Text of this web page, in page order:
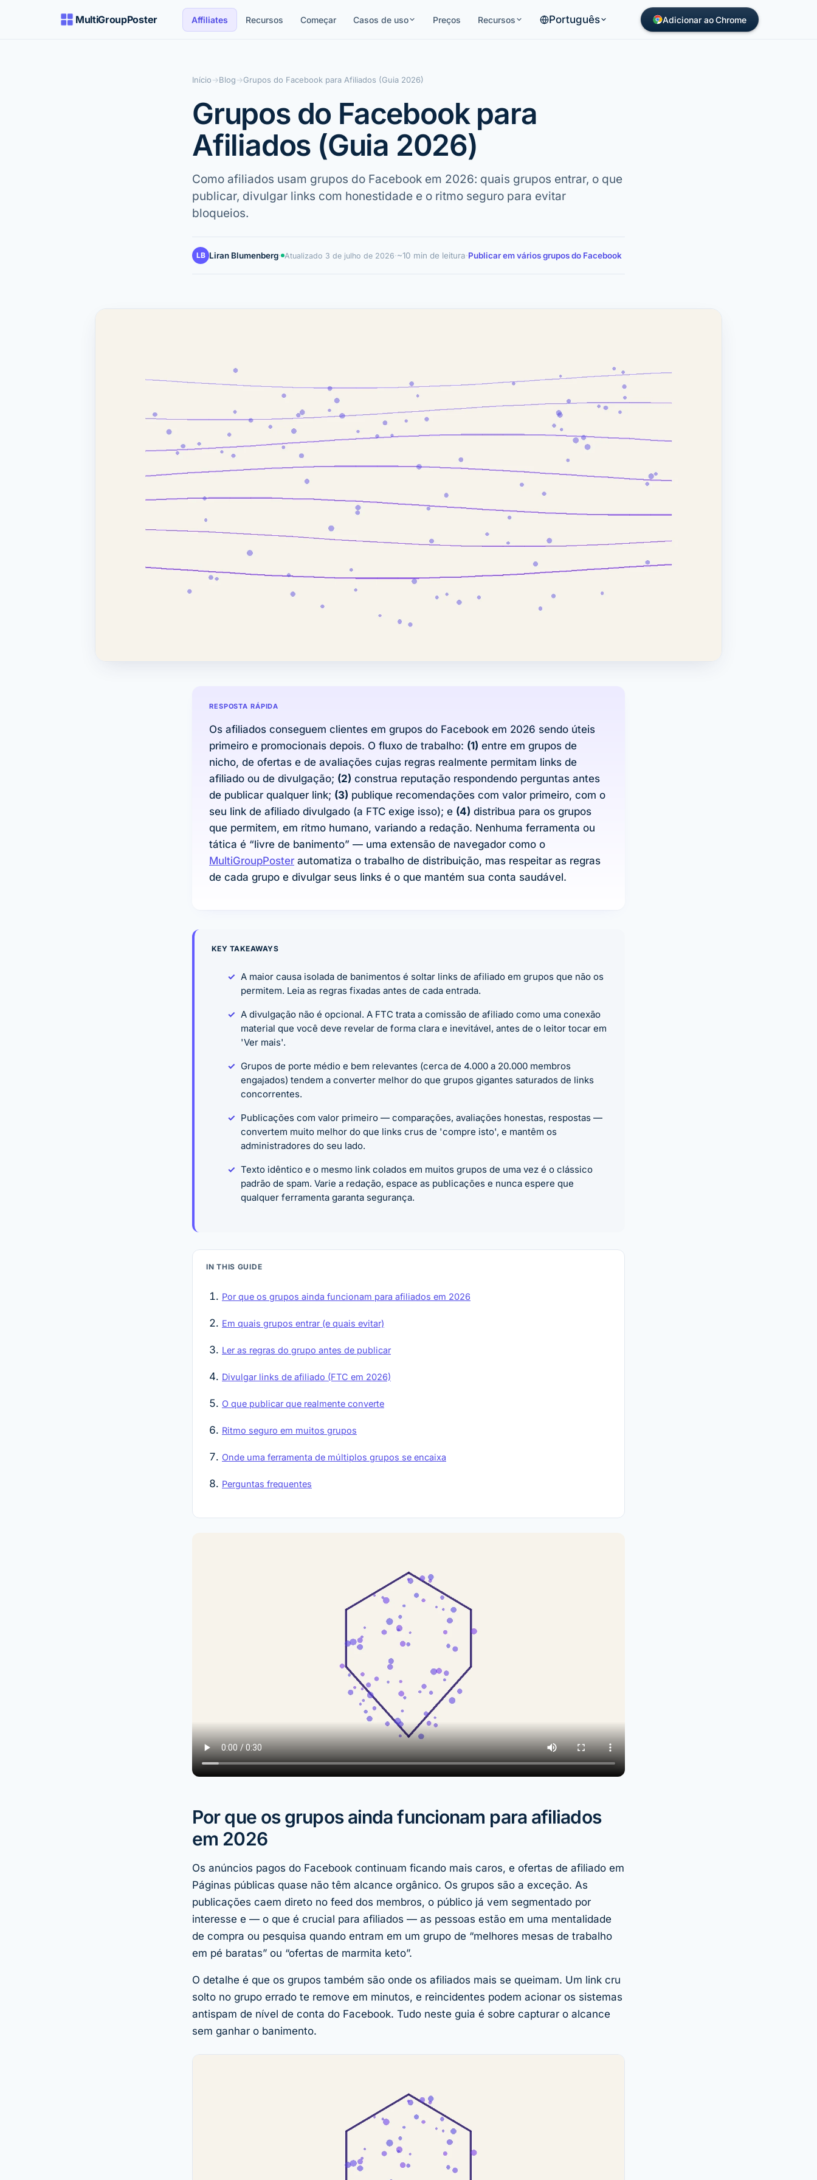
MultiGroupPoster Affiliates Recursos Começar Casos de uso Preços Recursos Português Adicionar ao Chrome
Início→Blog→Grupos do Facebook para Afiliados (Guia 2026)
Grupos do Facebook para
Afiliados (Guia 2026)
Como afiliados usam grupos do Facebook em 2026: quais grupos entrar, o que
publicar, divulgar links com honestidade e o ritmo seguro para evitar
bloqueios.
LB Liran Blumenberg· Atualizado 3 de julho de 2026·~10 min de leitura·Publicar em vários grupos do Facebook
RESPOSTA RÁPIDA
Os afiliados conseguem clientes em grupos do Facebook em 2026 sendo úteis
primeiro e promocionais depois. O fluxo de trabalho: (1) entre em grupos de
nicho, de ofertas e de avaliações cujas regras realmente permitam links de
afiliado ou de divulgação; (2) construa reputação respondendo perguntas antes
de publicar qualquer link; (3) publique recomendações com valor primeiro, com o
seu link de afiliado divulgado (a FTC exige isso); e (4) distribua para os grupos
que permitem, em ritmo humano, variando a redação. Nenhuma ferramenta ou
tática é “livre de banimento” — uma extensão de navegador como o
MultiGroupPoster automatiza o trabalho de distribuição, mas respeitar as regras
de cada grupo e divulgar seus links é o que mantém sua conta saudável.
KEY TAKEAWAYS
A maior causa isolada de banimentos é soltar links de afiliado em grupos que não os
permitem. Leia as regras fixadas antes de cada entrada.
A divulgação não é opcional. A FTC trata a comissão de afiliado como uma conexão
material que você deve revelar de forma clara e inevitável, antes de o leitor tocar em
'Ver mais'.
Grupos de porte médio e bem relevantes (cerca de 4.000 a 20.000 membros
engajados) tendem a converter melhor do que grupos gigantes saturados de links
concorrentes.
Publicações com valor primeiro — comparações, avaliações honestas, respostas —
convertem muito melhor do que links crus de 'compre isto', e mantêm os
administradores do seu lado.
Texto idêntico e o mesmo link colados em muitos grupos de uma vez é o clássico
padrão de spam. Varie a redação, espace as publicações e nunca espere que
qualquer ferramenta garanta segurança.
IN THIS GUIDE
Por que os grupos ainda funcionam para afiliados em 2026
Em quais grupos entrar (e quais evitar)
Ler as regras do grupo antes de publicar
Divulgar links de afiliado (FTC em 2026)
O que publicar que realmente converte
Ritmo seguro em muitos grupos
Onde uma ferramenta de múltiplos grupos se encaixa
Perguntas frequentes
Por que os grupos ainda funcionam para afiliados
em 2026
Os anúncios pagos do Facebook continuam ficando mais caros, e ofertas de afiliado em
Páginas públicas quase não têm alcance orgânico. Os grupos são a exceção. As
publicações caem direto no feed dos membros, o público já vem segmentado por
interesse e — o que é crucial para afiliados — as pessoas estão em uma mentalidade
de compra ou pesquisa quando entram em um grupo de “melhores mesas de trabalho
em pé baratas” ou “ofertas de marmita keto”.
O detalhe é que os grupos também são onde os afiliados mais se queimam. Um link cru
solto no grupo errado te remove em minutos, e reincidentes podem acionar os sistemas
antispam de nível de conta do Facebook. Tudo neste guia é sobre capturar o alcance
sem ganhar o banimento.